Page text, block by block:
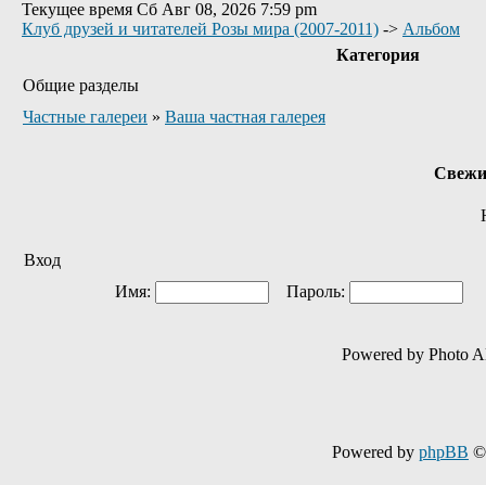
Текущее время Сб Авг 08, 2026 7:59 pm
Клуб друзей и читателей Розы мира (2007-2011) -> Альбом
Категория
Общие разделы
Частные галереи » Ваша частная галерея
Вход
Имя:
Пароль:
Powered by Photo
Powered by phpBB ©